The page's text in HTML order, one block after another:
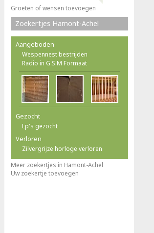
Groeten of wensen toevoegen
Zoekertjes Hamont-Achel
Aangeboden
Wespennest bestrijden
Radio in G.S.M Formaat
Gezocht
Lp's gezocht
Verloren
Zilvergrijze horloge verloren
Meer zoekertjes in Hamont-Achel
Uw zoekertje toevoegen